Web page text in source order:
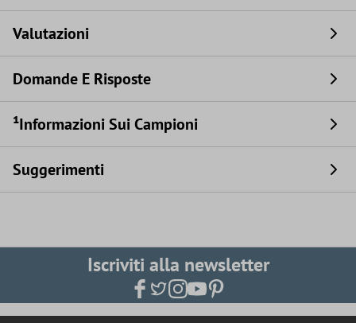
Valutazioni
Domande E Risposte
¹Informazioni Sui Campioni
Suggerimenti
Iscriviti alla newsletter